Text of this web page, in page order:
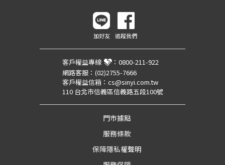
加好友 追蹤我們
客戶權益專線 ： 0800-211-922
網路客服： (02)2755-7666
客戶權益信箱： cs@sinyi.com.tw
110 台北市信義區信義路五段100號
門市據點
服務條款
保障隱私權聲明